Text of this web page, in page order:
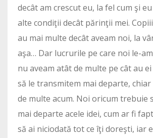
decât am crescut eu, la fel cum şi
alte condiţii decât părinţii mei.
au mai multe decât aveam noi, la
aşa… Dar lucrurile pe care noi le-
nu aveam atât de multe pe cât au
să le transmitem mai departe, chiar
de multe acum. Noi oricum trebuie
mai departe acele idei, cum ar fi
să ai niciodată tot ce îţi doreşti, iar